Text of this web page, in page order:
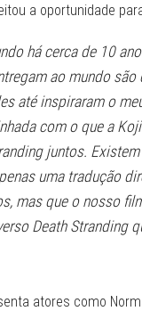
a oportunidade
há cerca de 10
ao mundo
até inspiraram o
com o que a
juntos.
uma tradução
mas que o nosso
Death Stranding
atores como